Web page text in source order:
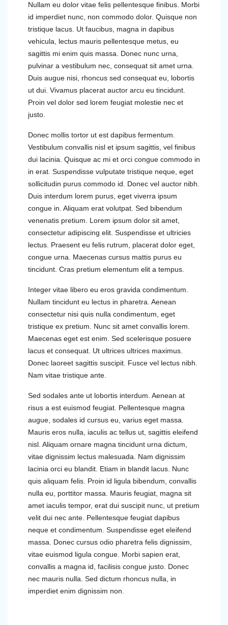
Nullam eu dolor vitae felis pellentesque finibus. Morbi
id imperdiet nunc, non commodo dolor. Quisque non
tristique lacus. Ut faucibus, magna in dapibus
vehicula, lectus mauris pellentesque metus, eu
sagittis mi enim quis massa. Donec nunc urna,
pulvinar a vestibulum nec, consequat sit amet urna.
Duis augue nisi, rhoncus sed consequat eu, lobortis
ut dui. Vivamus placerat auctor arcu eu tincidunt.
Proin vel dolor sed lorem feugiat molestie nec et
justo.
Donec mollis tortor ut est dapibus fermentum.
Vestibulum convallis nisl et ipsum sagittis, vel finibus
dui lacinia. Quisque ac mi et orci congue commodo in
in erat. Suspendisse vulputate tristique neque, eget
sollicitudin purus commodo id. Donec vel auctor nibh.
Duis interdum lorem purus, eget viverra ipsum
congue in. Aliquam erat volutpat. Sed bibendum
venenatis pretium. Lorem ipsum dolor sit amet,
consectetur adipiscing elit. Suspendisse et ultricies
lectus. Praesent eu felis rutrum, placerat dolor eget,
congue urna. Maecenas cursus mattis purus eu
tincidunt. Cras pretium elementum elit a tempus.
Integer vitae libero eu eros gravida condimentum.
Nullam tincidunt eu lectus in pharetra. Aenean
consectetur nisi quis nulla condimentum, eget
tristique ex pretium. Nunc sit amet convallis lorem.
Maecenas eget est enim. Sed scelerisque posuere
lacus et consequat. Ut ultrices ultrices maximus.
Donec laoreet sagittis suscipit. Fusce vel lectus nibh.
Nam vitae tristique ante.
Sed sodales ante ut lobortis interdum. Aenean at
risus a est euismod feugiat. Pellentesque magna
augue, sodales id cursus eu, varius eget massa.
Mauris eros nulla, iaculis ac tellus ut, sagittis eleifend
nisl. Aliquam ornare magna tincidunt urna dictum,
vitae dignissim lectus malesuada. Nam dignissim
lacinia orci eu blandit. Etiam in blandit lacus. Nunc
quis aliquam felis. Proin id ligula bibendum, convallis
nulla eu, porttitor massa. Mauris feugiat, magna sit
amet iaculis tempor, erat dui suscipit nunc, ut pretium
velit dui nec ante. Pellentesque feugiat dapibus
neque et condimentum. Suspendisse eget eleifend
massa. Donec cursus odio pharetra felis dignissim,
vitae euismod ligula congue. Morbi sapien erat,
convallis a magna id, facilisis congue justo. Donec
nec mauris nulla. Sed dictum rhoncus nulla, in
imperdiet enim dignissim non.